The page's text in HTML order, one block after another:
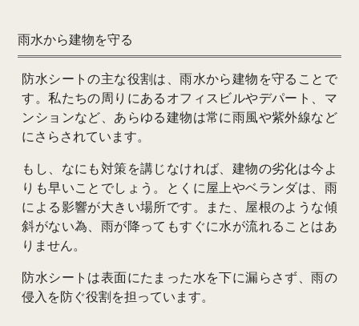
雨水から建物を守る
防水シートの主な役割は、雨水から建物を守ることで
す。私たちの周りにある オフィス ビルやデパート、マ
ンションなど、あらゆる建物は常に雨風や紫外線など
にさらされています。
もし、なにも対策を講じなければ、建物の劣化は今よ
りも早いことでしょう。とくに屋上やベランダは、雨
による影響が大きい場所です。また、屋根のような傾
斜がない為、雨が降ってもすぐに水が流れることはあ
りません。
防水シートは表面にたまった水を下に漏らさず、雨の
侵入を防ぐ役割を担っています。